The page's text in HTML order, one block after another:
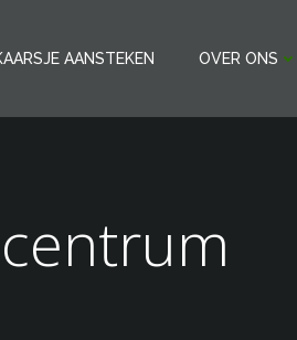
AANSTEKEN OVER ONS